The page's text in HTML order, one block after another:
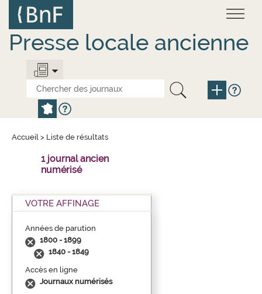
contenu
principal
Presse locale ancienne
Accueil > Liste de résultats
1 journal ancien
numérisé
VOTRE AFFINAGE
Années de parution
1800 - 1899
1840 - 1849
Accès en ligne
Journaux numérisés
Panneau de gestion des cookies